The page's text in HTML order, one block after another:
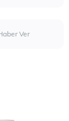
Ver